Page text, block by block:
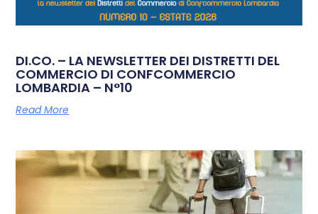
DI.CO. – LA NEWSLETTER DEI DISTRETTI DEL
COMMERCIO DI CONFCOMMERCIO
LOMBARDIA – N°10
Read More